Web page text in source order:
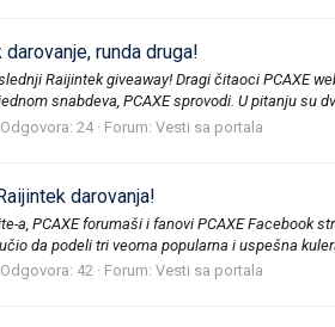
runda druga!
Raijintek giveaway! Dragi čitaoci PCAXE
snabdeva, PCAXE sprovodi. U pitanju su
Odgovora: 24 Forum: Vesti sa portala
darovanja!
a, PCAXE forumaši i fanovi PCAXE
da podeli tri veoma popularna i uspešna
Odgovora: 42 Forum: Vesti sa portala